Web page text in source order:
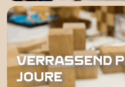
VERRASSEND
JOURE